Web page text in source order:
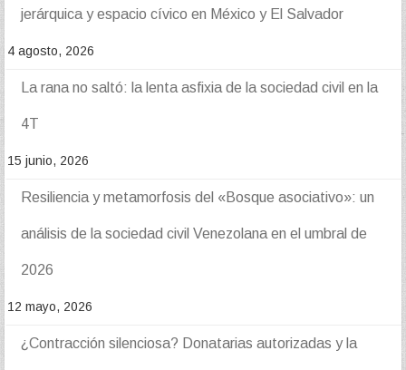
jerárquica y espacio cívico en México y El Salvador
4 agosto, 2026
La rana no saltó: la lenta asfixia de la sociedad civil en la
4T
15 junio, 2026
Resiliencia y metamorfosis del «Bosque asociativo»: un
análisis de la sociedad civil Venezolana en el umbral de
2026
12 mayo, 2026
¿Contracción silenciosa? Donatarias autorizadas y la